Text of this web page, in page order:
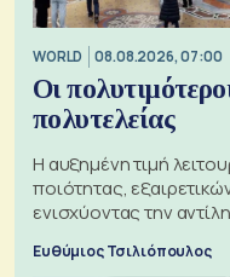
WORLD 08.08.2026, 07:00
Οι
πολυτελείας
Η αυξημένη τιμή
ποιότητας,
ενισχύοντας την
Ευθύμιος Τσιλιόπουλος